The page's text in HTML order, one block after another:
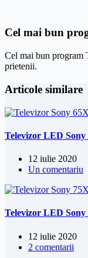
Cel mai bun
Cel mai bun program
prietenii.
Articole similare
Televizor LED
12 iulie 2020
Un comentariu
Televizor LED
12 iulie 2020
2 comentarii